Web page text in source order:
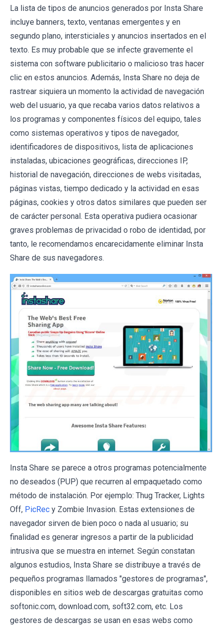
La lista de tipos de anuncios generados por Insta Share
incluye banners, texto, ventanas emergentes y en
segundo plano, intersticiales y anuncios insertados en el
texto. Es muy probable que se infecte gravemente el
sistema con software publicitario o malicioso tras hacer
clic en estos anuncios. Además, Insta Share no deja de
rastrear siquiera un momento la actividad de navegación
web del usuario, ya que recaba varios datos relativos a
los programas y componentes físicos del equipo, tales
como sistemas operativos y tipos de navegador,
identificadores de dispositivos, lista de aplicaciones
instaladas, ubicaciones geográficas, direcciones IP,
historial de navegación, direcciones de webs visitadas,
páginas vistas, tiempo dedicado y la actividad en esas
páginas, cookies y otros datos similares que pueden ser
de carácter personal. Esta operativa pudiera ocasionar
graves problemas de privacidad o robo de identidad, por
tanto, le recomendamos encarecidamente eliminar Insta
Share de sus navegadores.
Insta Share se parece a otros programas potencialmente
no deseados (PUP) que recurren al empaquetado como
método de instalación. Por ejemplo: Thug Tracker, Lights
Off, PicRec y Zombie Invasion. Estas extensiones de
navegador sirven de bien poco o nada al usuario; su
finalidad es generar ingresos a partir de la publicidad
intrusiva que se muestra en internet. Según constatan
algunos estudios, Insta Share se distribuye a través de
pequeños programas llamados "gestores de programas",
disponibles en sitios web de descargas gratuitas como
softonic.com, download.com, soft32.com, etc. Los
gestores de descargas se usan en esas webs como